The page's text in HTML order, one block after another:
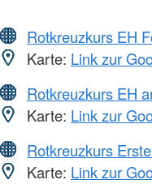
Rotkreuzkurs EH
Karte: Link zur
Rotkreuzkurs EH
Karte: Link zur
Rotkreuzkurs
Karte: Link zur